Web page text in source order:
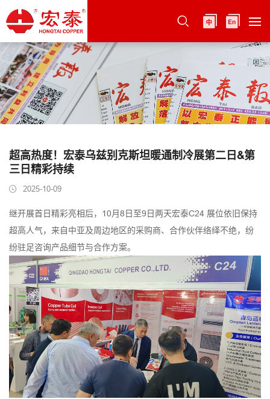
超高热度！宏泰乌兹别克斯坦暖通制冷展第二日&第
三日精彩持续
2025-10-09
继开展首日精彩亮相后，10月8日至9日两天宏泰C24 展位依旧保持
超高人气，来自中亚及周边地区的采购商、合作伙伴络绎不绝，纷
纷驻足咨询产品细节与合作方案。